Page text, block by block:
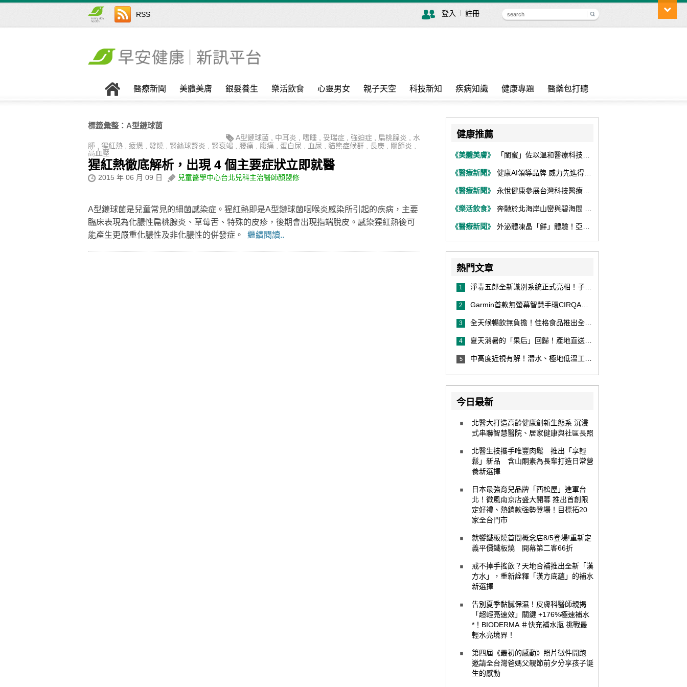
RSS 登入 註冊
醫療新聞 美體美膚 銀髮養生 樂活飲食 心靈男女 親子天空 科技新知 疾病知識 健康專題 醫藥包打聽
標籤彙整： Α型鏈球菌
Α型鏈球菌 中耳炎 嗜睡 妥瑞症 強迫症 扁桃腺炎
水
腫 , 猩紅熱 , 疲憊 , 發燒 , 腎絲球腎炎 , 腎衰竭 , 腰痛 , 腹痛 , 蛋白尿 , 血尿 , 貓熊症候群 , 長庚 , 關節炎 ,
高血壓
猩紅熱徹底解析，出現 4 個主要症狀立即就醫
2015 年 06 月 09 日 兒童醫學中心台北兒科主治醫師顏盟修
Α型鏈球菌是兒童常見的細菌感染症。猩紅熱即是A型鏈球菌咽喉炎感染所引起的疾病，主要
臨床表現為化膿性扁桃腺炎、草莓舌、特殊的皮疹，後期會出現指端脫皮。感染猩紅熱後可
能產生更嚴重化膿性及非化膿性的併發症。 繼續閱讀..
健康推薦
《美體美膚》 「閨蜜」佐以溫和醫療科技，陪伴女性找回身體舒適與自信
《醫療新聞》 健康AI領導品牌 威力先進得獎不斷 同獲『玉山獎』『金炬獎』最高肯定
《醫療新聞》 永悅健康參展台灣科技醫療展 展現數位健康全場景整合能力
《樂活飲食》 奔馳於北海岸山巒與碧海間 跑出屬於你的生命之光 『2026光境半程馬拉松挑戰賽－升龍道』火熱報名中
《醫療新聞》 外泌體凍晶「鮮」體驗！亞家生技解鎖24個月高活性 專利瓶蓋「秒回溶」超驚艷！醫科展秀「睛」亮神采
熱門文章
1 淨毒五郎全新識別系統正式亮相！子品牌然本再推體香噴霧新產品！
2 Garmin首款無螢幕智慧手環CIRQA登場 專注健康無須訂閱！ 輕量舒適風格百搭 生態系無縫串接 打造全天候零干擾健康與恢復管理新體驗
3 全天候暢飲無負擔！佳格食品推出全新穀物茶品牌「穀萃」 首發「穀萃 蕎麥國寶茶」無糖、0咖啡因 24小時暖心陪伴
4 夏天消暑的「果后」回歸！產地直送泰國鮮山竹，打造夏日最頂級的天然補給
5 中高度近視有解！潛水、極地低溫工作者優選 EVO ICL 膠原蛋白眼內鏡
今日最新
北醫大打造高齡健康創新生態系 沉浸
式串聯智慧醫院、居家健康與社區長照
北醫生技攜手唯豐肉鬆 推出「享輕
鬆」新品 含山酮素為長輩打造日常營
養新選擇
日本最強育兒品牌「西松屋」進軍台
北！微風南京店盛大開幕 推出首創限
定好禮、熱銷款強勢登場！目標拓20
家全台門市
就饗鐵板燒首間概念店8/5登場!重新定
義平價鐵板燒 開幕第二客66折
戒不掉手搖飲？天地合補推出全新「漢
方水」，重新詮釋「漢方底蘊」的補水
新選擇
告別夏季黏膩保濕！皮膚科醫師親揭
「超輕亮速效」關鍵 +176%極速補水
*！BIODERMA ＃快充補水瓶 挑戰最
輕水亮境界！
第四屆《最初的感動》照片徵件開跑
邀請全台灣爸媽父親節前夕分享孩子誕
生的感動